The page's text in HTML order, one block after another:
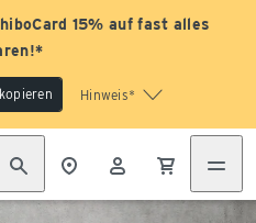
15% auf fast alles
Hinweis*